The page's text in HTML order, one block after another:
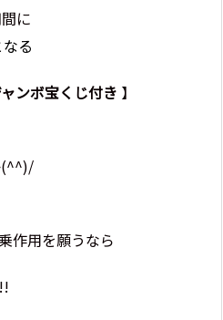
に
る
ンボ宝くじ付き 】
(^^)/
作用を願うなら